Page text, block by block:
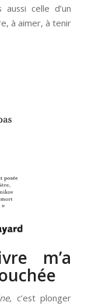
aussi celle d’un
à aimer, à tenir
m’a
, c’est plonger